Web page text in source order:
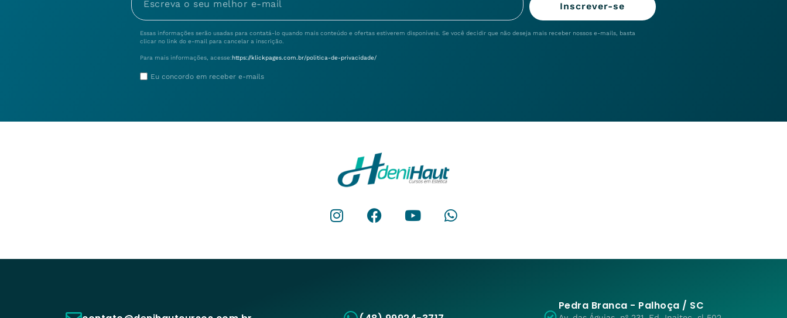
Inscrever-se
Essas informações serão usadas para contatá-lo quando mais conteúdo e ofertas estiverem disponíveis. Se você decidir que não deseja mais receber nossos e-mails, basta
clicar no link do e-mail para cancelar a inscrição.
Para mais informações, acesse:https://klickpages.com.br/politica-de-privacidade/
Eu concordo em receber e-mails
Pedra Branca - Palhoça / SC